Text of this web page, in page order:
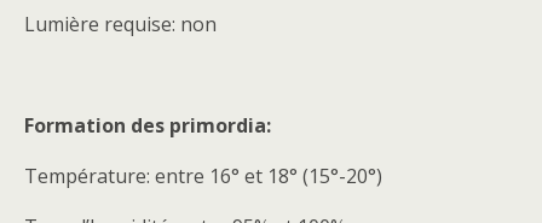
Lumière requise: non
Formation des primordia:
Température: entre 16° et 18° (15°-20°)